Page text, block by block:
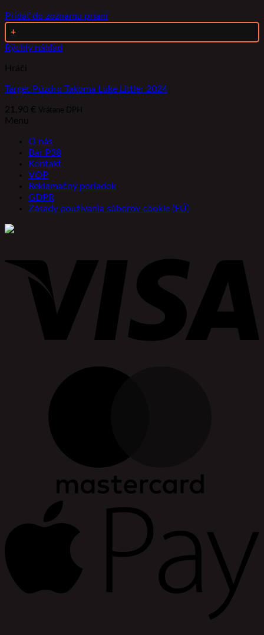
Pridať do zoznamu prianí
+
Rýchly náhľad
Hráči
Target Púzdro Takoma Luke Littler 2024
21,90 € Vrátane DPH
Menu
O nás
Bar P38
Kontakt
VOP
Reklamačný poriadok
GDPR
Zásady používania súborov cookie (EÚ)